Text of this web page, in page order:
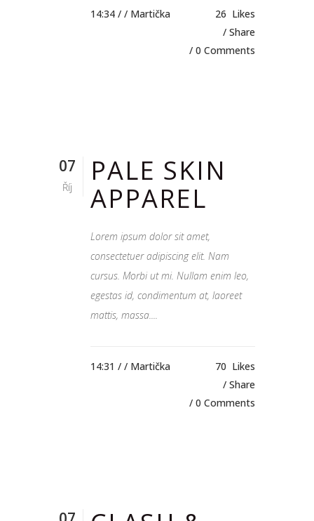
14:34 / / Martička 26 Likes
Share
0 Comments
07
Říj
PALE SKIN
APPAREL
Lorem ipsum dolor sit amet,
consectetuer adipiscing elit. Nam
cursus. Morbi ut mi. Nullam enim leo,
egestas id, condimentum at, laoreet
mattis, massa....
14:31 / / Martička 70 Likes
Share
0 Comments